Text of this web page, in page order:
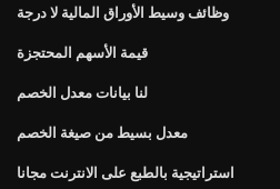
وظائف وسيط الأوراق المالية لا درجة
قيمة الأسهم المحتجزة
لنا بيانات معدل الخصم
معدل بسيط من صيغة الخصم
استراتيجية بالطبع على الانترنت مجانا